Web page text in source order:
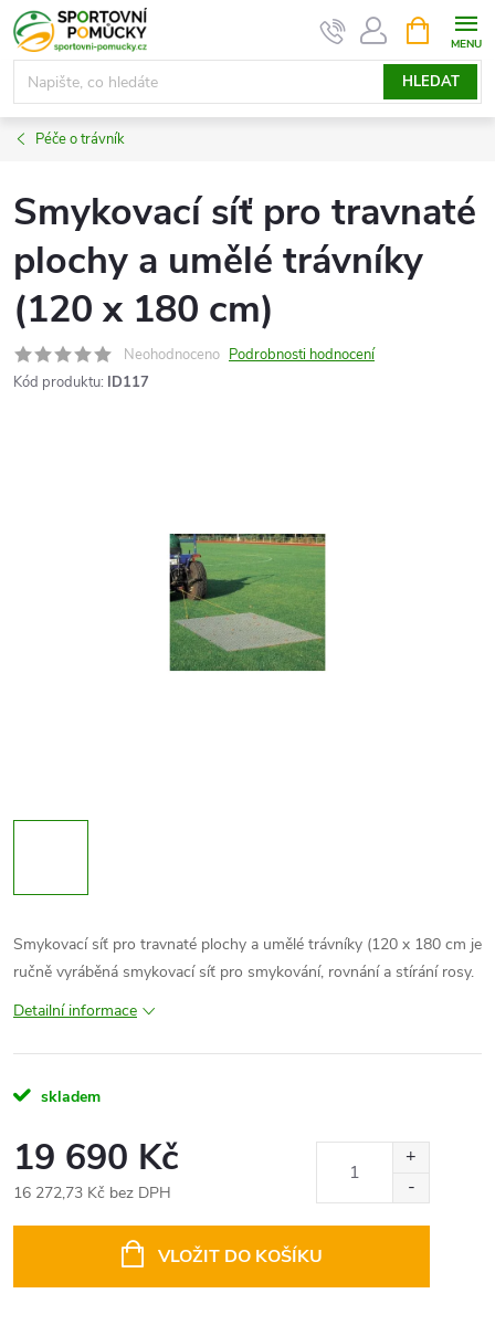
Přejít
na
obsah
HLEDAT
NÁKUPNÍ
KOŠÍK
Péče o trávník
Smykovací síť pro travnaté
plochy a umělé trávníky
(120 x 180 cm)
Neohodnoceno Podrobnosti hodnocení
Kód produktu: ID117
Smykovací síť pro travnaté plochy a umělé trávníky (120 x 180 cm je
ručně vyráběná smykovací síť pro smykování, rovnání a stírání rosy.
Detailní informace
skladem
19 690 Kč
16 272,73 Kč bez DPH
VLOŽIT DO KOŠÍKU